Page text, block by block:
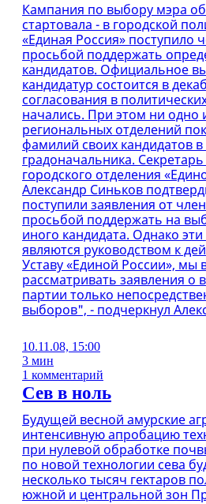
Кампания по выбору мэра
стартовала - в городской
«Единая Россия» поступило
просьбой поддержать
кандидатов. Официальное
кандидатур состоится в
согласования в
начались. При этом ни одно
региональных отделений
фамилий своих кандидатов
градоначальника.
городского отделения
Александр Синьков
поступили заявления от
просьбой поддержать на
иного кандидата. Однако
являются руководством к
Уставу «Единой России», мы
рассматривать заявления о
партии только
выборов", - подчеркнул
10.11.08, 15:00
3 мин
1 комментарий
Сев в ноль
Будущей весной амурские
интенсивную апробацию
при нулевой обработке
по новой технологии сева
несколько тысяч гектаров
южной и центральной зон